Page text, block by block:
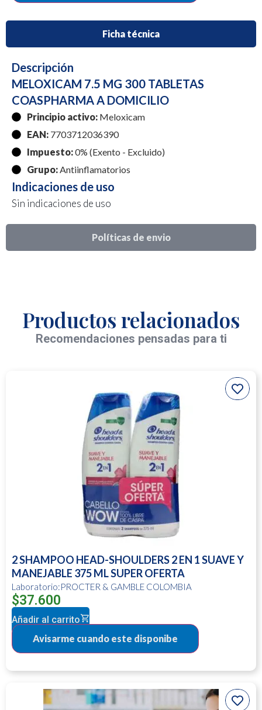
Ficha técnica
Políticas de envio
Descripción
MELOXICAM 7.5 MG 300 TABLETAS
COASPHARMA A DOMICILIO
Principio activo: Meloxicam
EAN: 7703712036390
Impuesto:0% (Exento - Excluido)
Grupo:Antiinflamatorios
Indicaciones de uso
Sin indicaciones de uso
Productos relacionados
Recomendaciones pensadas para ti
2 SHAMPOO HEAD-SHOULDERS 2 EN 1 SUAVE Y
MANEJABLE 375 ML SUPER OFERTA
Laboratorio:PROCTER & GAMBLE COLOMBIA
$37.600
Añadir al carrito